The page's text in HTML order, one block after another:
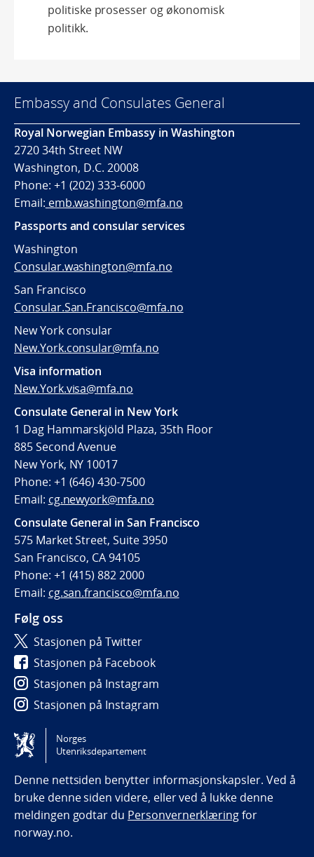
politiske prosesser og økonomisk
politikk.
Embassy and Consulates General
Royal Norwegian Embassy in Washington
2720 34th Street NW
Washington, D.C. 20008
Phone: +1 (202) 333-6000
Email: emb.washington@mfa.no
Passports and consular services
Washington
Consular.washington@mfa.no
San Francisco
Consular.San.Francisco@mfa.no
New York consular
New.York.consular@mfa.no
Visa information
New.York.visa@mfa.no
Consulate General in New York
1 Dag Hammarskjöld Plaza, 35th Floor
885 Second Avenue
New York, NY 10017
Phone: +1 (646) 430-7500
Email: cg.newyork@mfa.no
Consulate General in San Francisco
575 Market Street, Suite 3950
San Francisco, CA 94105
Phone: +1 (415) 882 2000
Email: cg.san.francisco@mfa.no
Følg oss
Stasjonen på Twitter
Stasjonen på Facebook
Stasjonen på Instagram
Stasjonen på Instagram
Stasjonen på Facebook
Tilgjengelighetserklæring / Accessibility statement
(NO)
Norges
Utenriksdepartement
Denne nettsiden benytter informasjonskapsler. Ved å
bruke denne siden videre, eller ved å lukke denne
meldingen godtar du Personvernerklæringfor
norway.no.